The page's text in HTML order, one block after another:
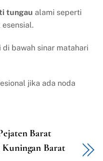
tungau alami seperti
bawah sinar matahari
jika ada noda
Barat
Barat